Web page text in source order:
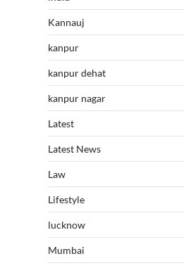
Kannauj
kanpur
kanpur dehat
kanpur nagar
Latest
Latest News
Law
Lifestyle
lucknow
Mumbai